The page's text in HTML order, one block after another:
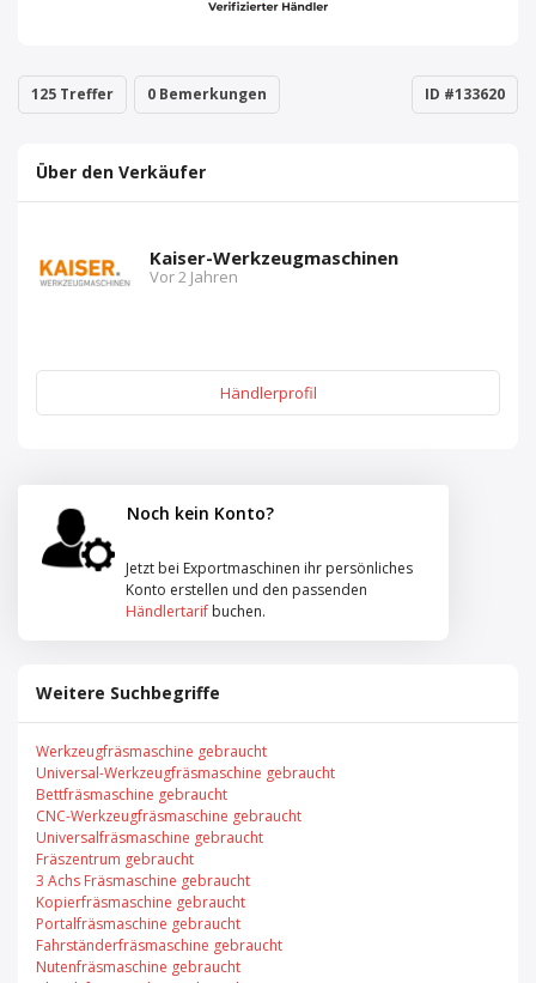
125 Treffer 0 Bemerkungen ID #133620
Über den Verkäufer
Kaiser-Werkzeugmaschinen
Vor 2 Jahren
Händlerprofil
Noch kein Konto?
Jetzt bei Exportmaschinen ihr persönliches
Konto erstellen und den passenden
Händlertarif buchen.
Weitere Suchbegriffe
Werkzeugfräsmaschine gebraucht
Universal-Werkzeugfräsmaschine gebraucht
Bettfräsmaschine gebraucht
CNC-Werkzeugfräsmaschine gebraucht
Universalfräsmaschine gebraucht
Fräszentrum gebraucht
3 Achs Fräsmaschine gebraucht
Kopierfräsmaschine gebraucht
Portalfräsmaschine gebraucht
Fahrständerfräsmaschine gebraucht
Nutenfräsmaschine gebraucht